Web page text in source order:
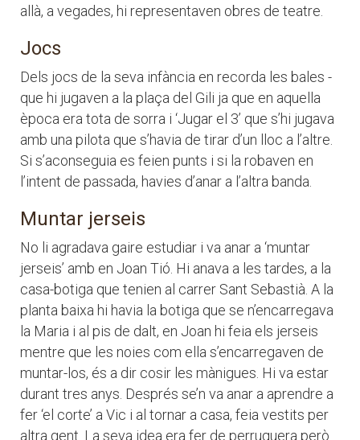
allà, a vegades, hi representaven obres de teatre.
Jocs
Dels jocs de la seva infància en recorda les bales -
que hi jugaven a la plaça del Gili ja que en aquella
època era tota de sorra i ‘Jugar el 3’ que s’hi jugava
amb una pilota que s’havia de tirar d’un lloc a l’altre.
Si s’aconseguia es feien punts i si la robaven en
l’intent de passada, havies d’anar a l’altra banda.
Muntar jerseis
No li agradava gaire estudiar i va anar a ‘muntar
jerseis’ amb en Joan Tió. Hi anava a les tardes, a la
casa-botiga que tenien al carrer Sant Sebastià. A la
planta baixa hi havia la botiga que se n’encarregava
la Maria i al pis de dalt, en Joan hi feia els jerseis
mentre que les noies com ella s’encarregaven de
muntar-los, és a dir cosir les mànigues. Hi va estar
durant tres anys. Després se’n va anar a aprendre a
fer ‘el corte’ a Vic i al tornar a casa, feia vestits per
altra gent. La seva idea era fer de perruquera però